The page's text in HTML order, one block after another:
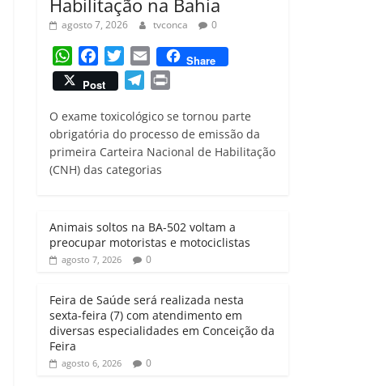
Habilitação na Bahia
agosto 7, 2026 tvconca 0
W
h
a
t
s
A
p
a
c
e
b
o
o
w
i
t
t
e
r
m
a
i
l
Share
Post
l
e
g
r
i
n
t
O exame toxicológico se tornou parte
obrigatória do processo de emissão da
primeira Carteira Nacional de Habilitação
(CNH) das categorias
Animais soltos na BA-502 voltam a
preocupar motoristas e motociclistas
agosto 7, 2026 0
Feira de Saúde será realizada nesta
sexta-feira (7) com atendimento em
diversas especialidades em Conceição da
Feira
agosto 6, 2026 0